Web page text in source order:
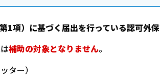
1項）に基づく届出を行っている認可外
補助の対象となりません。
ター）